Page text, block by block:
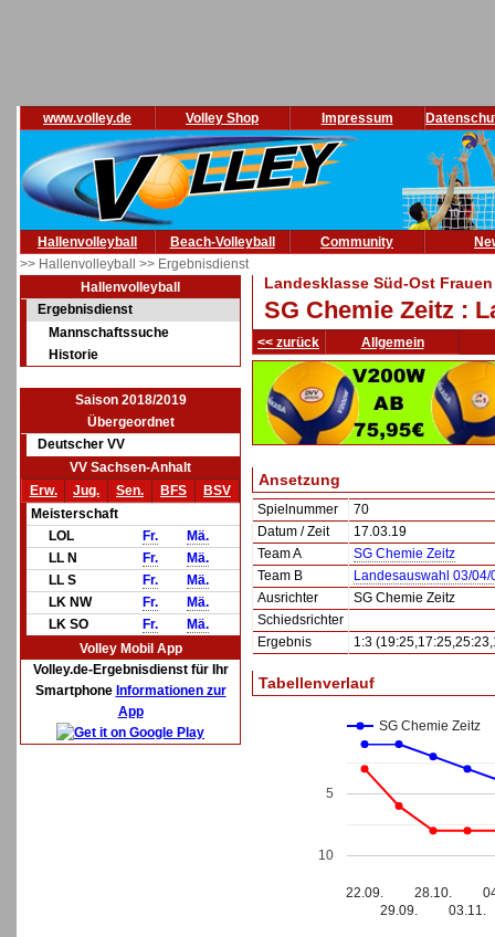
www.volley.de Volley Shop Impressum
Hallenvolleyball Beach-Volleyball Community
>> Hallenvolleyball >> Ergebnisdienst
Hallenvolleyball
Ergebnisdienst
Mannschaftssuche
Historie
Saison 2018/2019
Übergeordnet
Deutscher VV
VV Sachsen-Anhalt
Erw.
Jug. Sen. BFS
BSV
Meisterschaft
LOL
Fr.
Mä.
LL N
Fr.
Mä.
LL S
Fr.
Mä.
LK NW
Fr.
Mä.
LK SO
Fr.
Mä.
Volley Mobil App
Volley.de-Ergebnisdienst für Ihr
Smartphone Informationen zur
App
Landesklasse Süd-Ost
SG Chemie Zeitz :
<< zurück Allgemein
Ansetzung
Spielnummer
70
Datum / Zeit
17.03.19
Team A
SG Chemie Zeitz
Team B
Landesauswahl 03/04/
Ausrichter
SG Chemie Zeitz
Schiedsrichter
Ergebnis
1:3
Tabellenverlauf
SG Chemie Zeitz
22.09.
29.09.
28.10.
03.11.
5
10